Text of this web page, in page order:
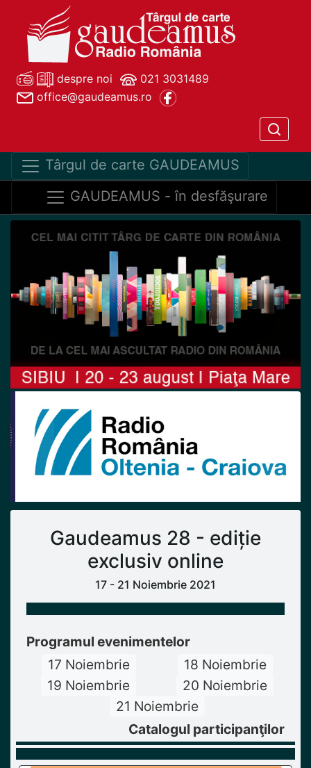
despre noi
021 3031489
office@gaudeamus.ro
Târgul de carte GAUDEAMUS
GAUDEAMUS - în desfăşurare
Previous
Gaudeamus 28 - ediție
exclusiv online
17 - 21 Noiembrie 2021
Programul evenimentelor
17 Noiembrie
18 Noiembrie
19 Noiembrie
20 Noiembrie
21 Noiembrie
Catalogul participanţilor